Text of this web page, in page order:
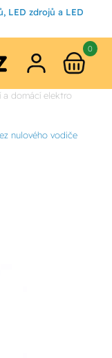
LED zdrojů a LED
0
a domácí elektro
nulového vodiče